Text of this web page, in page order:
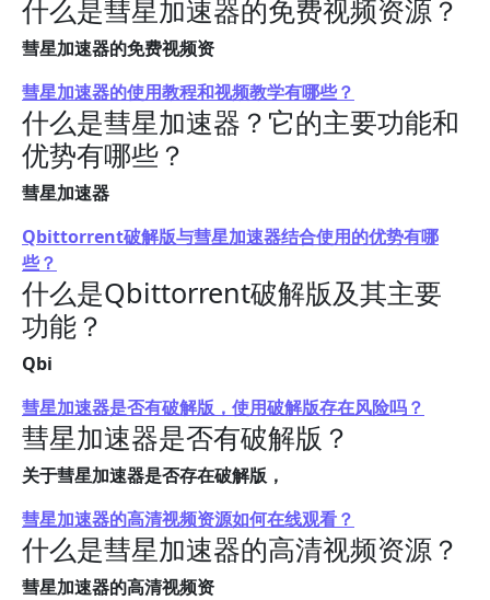
什么是彗星加速器的免费视频资源？
彗星加速器的免费视频资
彗星加速器的使用教程和视频教学有哪些？
什么是彗星加速器？它的主要功能和
优势有哪些？
彗星加速器
Qbittorrent破解版与彗星加速器结合使用的优势有哪
些？
什么是Qbittorrent破解版及其主要
功能？
Qbi
彗星加速器是否有破解版，使用破解版存在风险吗？
彗星加速器是否有破解版？
关于彗星加速器是否存在破解版，
彗星加速器的高清视频资源如何在线观看？
什么是彗星加速器的高清视频资源？
彗星加速器的高清视频资